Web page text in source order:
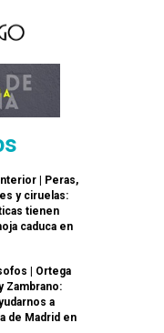
| Peras,
y ciruelas:
tienen
caduca en
| Ortega
Zambrano:
a
de Madrid en